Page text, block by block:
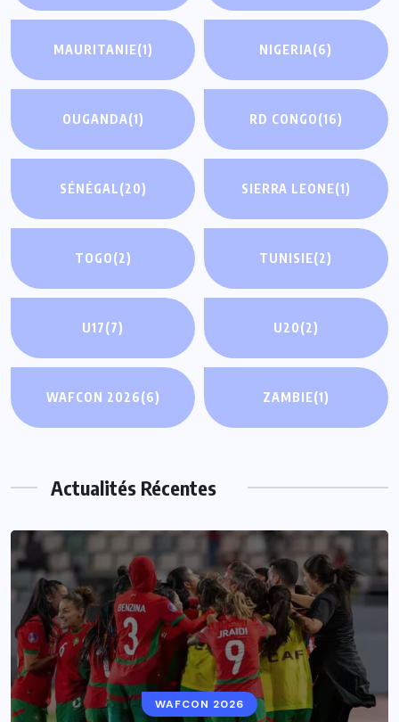
MAURITANIE(1) NIGERIA(6)
OUGANDA(1) RD CONGO(16)
SÉNÉGAL(20) SIERRA LEONE(1)
TOGO(2) TUNISIE(2)
U17(7) U20(2)
WAFCON 2026(6) ZAMBIE(1)
Actualités Récentes
WAFCON 2026